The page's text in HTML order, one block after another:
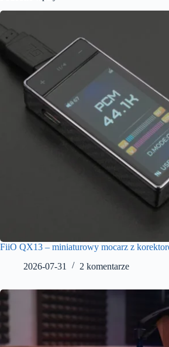
FiiO QX13 – miniaturowy mocarz z
2026-07-31
2 komentarze